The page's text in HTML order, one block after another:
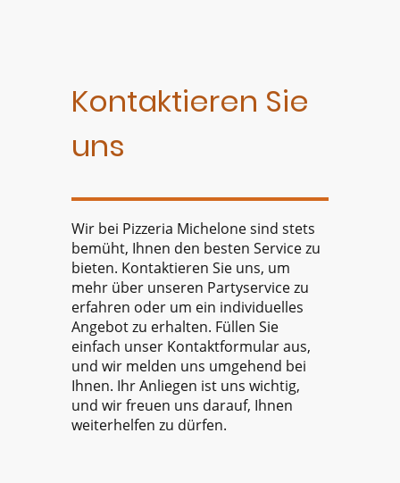
Kontaktieren Sie
uns
Wir bei Pizzeria Michelone sind stets
bemüht, Ihnen den besten Service zu
bieten. Kontaktieren Sie uns, um
mehr über unseren Partyservice zu
erfahren oder um ein individuelles
Angebot zu erhalten. Füllen Sie
einfach unser Kontaktformular aus,
und wir melden uns umgehend bei
Ihnen. Ihr Anliegen ist uns wichtig,
und wir freuen uns darauf, Ihnen
weiterhelfen zu dürfen.